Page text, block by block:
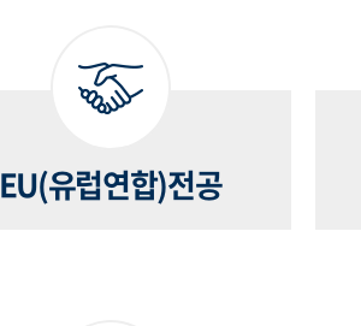
EU(유럽연합)전공